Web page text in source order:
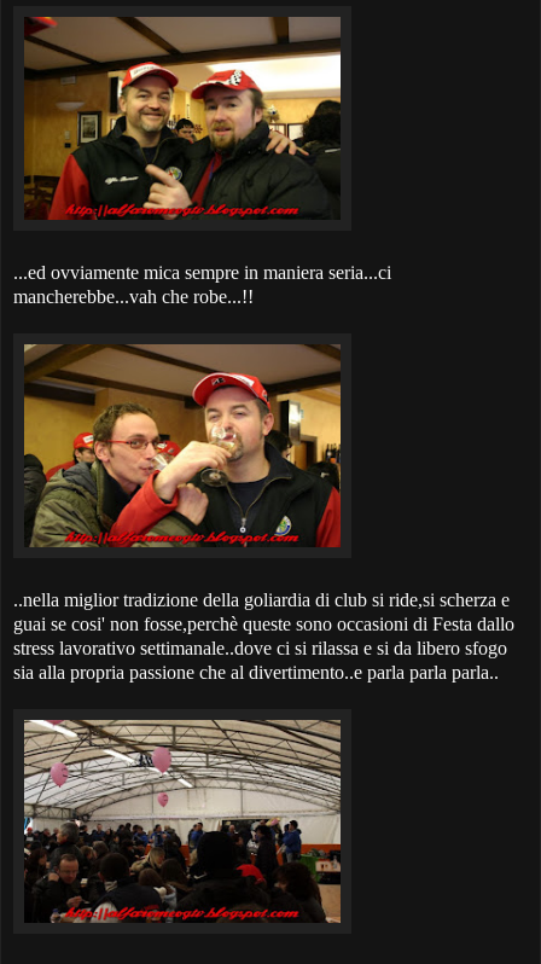
...ed ovviamente mica sempre in maniera seria...ci
mancherebbe...vah che robe...!!
..nella miglior tradizione della goliardia di club si ride,si scherza e
guai se cosi' non fosse,perchè queste sono occasioni di Festa dallo
stress lavorativo settimanale..dove ci si rilassa e si da libero sfogo
sia alla propria passione che al divertimento..e parla parla parla..